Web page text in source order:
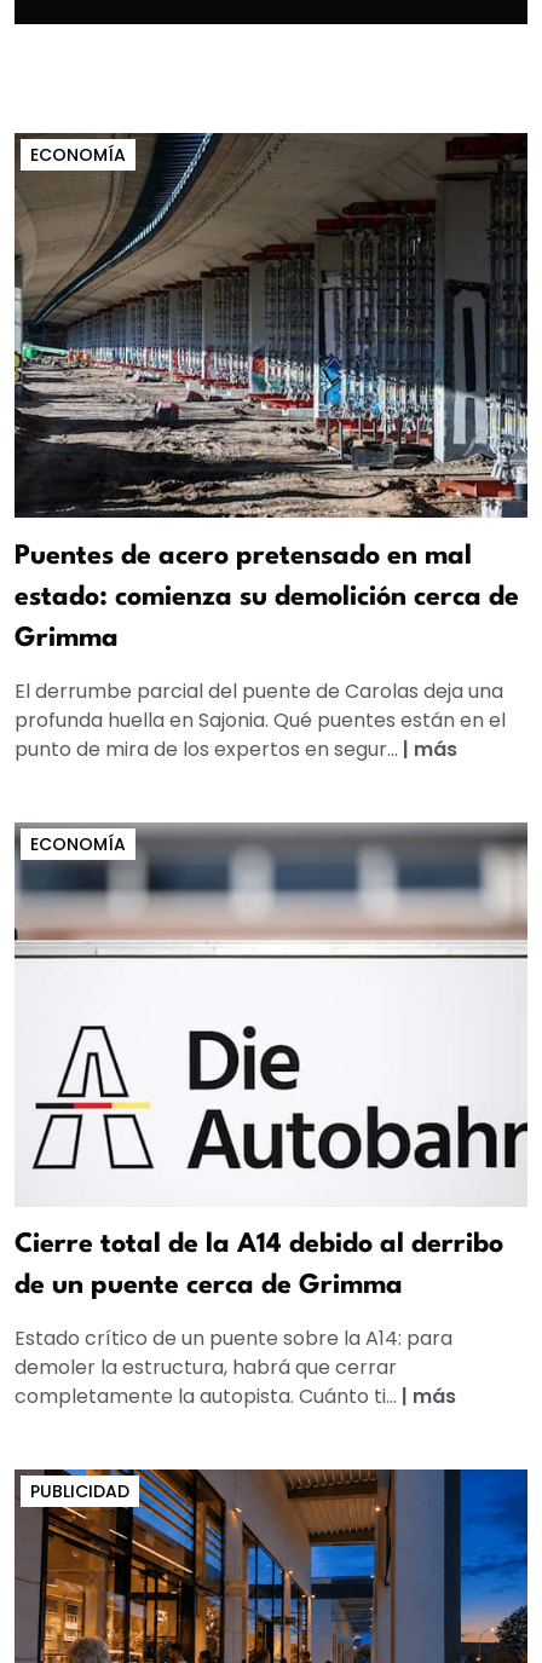
ECONOMÍA
Puentes de acero pretensado en mal
estado: comienza su demolición cerca de
Grimma
El derrumbe parcial del puente de Carolas deja una
profunda huella en Sajonia. Qué puentes están en el
punto de mira de los expertos en segur... | más
ECONOMÍA
Cierre total de la A14 debido al derribo
de un puente cerca de Grimma
Estado crítico de un puente sobre la A14: para
demoler la estructura, habrá que cerrar
completamente la autopista. Cuánto ti... | más
PUBLICIDAD